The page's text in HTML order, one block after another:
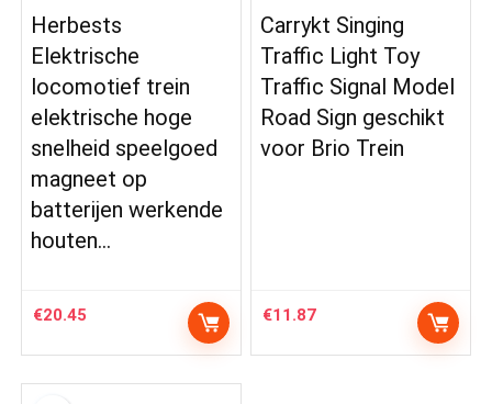
Herbests
Elektrische
locomotief trein
elektrische hoge
snelheid speelgoed
magneet op
batterijen werkende
houten…
€20.45
Carrykt Singing
Traffic Light Toy
Traffic Signal Model
Road Sign geschikt
voor Brio Trein
€11.87